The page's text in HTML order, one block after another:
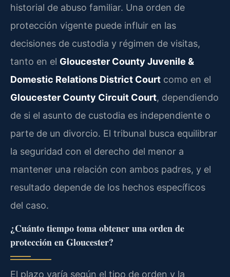
historial de abuso familiar. Una orden de
protección vigente puede influir en las
decisiones de custodia y régimen de visitas,
tanto en el Gloucester County Juvenile &
Domestic Relations District Court como en el
Gloucester County Circuit Court, dependiendo
de si el asunto de custodia es independiente o
parte de un divorcio. El tribunal busca equilibrar
la seguridad con el derecho del menor a
mantener una relación con ambos padres, y el
resultado depende de los hechos específicos
del caso.
¿Cuánto tiempo toma obtener una orden de
protección en Gloucester?
El plazo varía según el tipo de orden y la